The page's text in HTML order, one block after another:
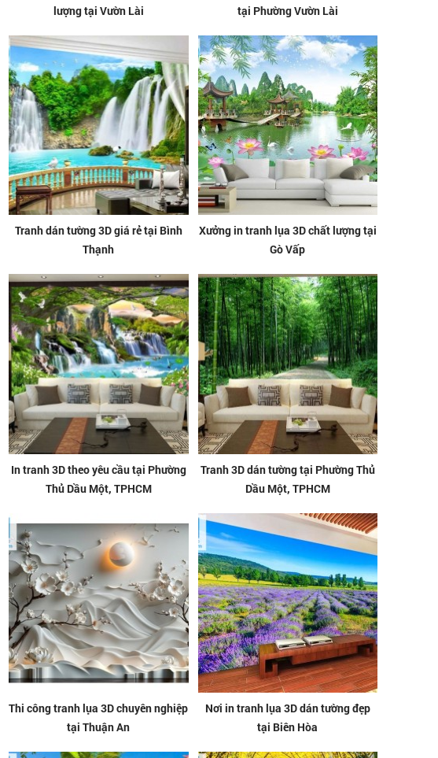
lượng tại Vườn Lài
tại Phường Vườn Lài
Tranh dán tường 3D giá rẻ tại Bình
Thạnh
Xưởng in tranh lụa 3D chất lượng tại
Gò Vấp
In tranh 3D theo yêu cầu tại Phường
Thủ Dầu Một, TPHCM
Tranh 3D dán tường tại Phường Thủ
Dầu Một, TPHCM
Thi công tranh lụa 3D chuyên nghiệp
tại Thuận An
Nơi in tranh lụa 3D dán tường đẹp
tại Biên Hòa